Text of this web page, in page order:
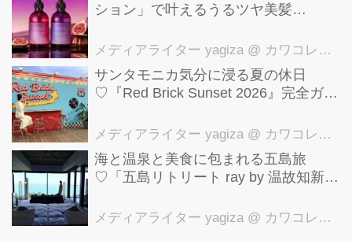
ション」で叶えるうるツヤ美髪
メディアライター yagiza @ カワコレメディア編集部
サンタモニカ気分に浸る夏の休日
♡『Red Brick Sunset 2026』完全ガイ
メディアライター yagiza @ カワコレメディア編集部
海と温泉と美食に包まれる五島旅
♡「五島リトリート ray by 温故知新」
メディアライター yagiza @ カワコレメディア編集部